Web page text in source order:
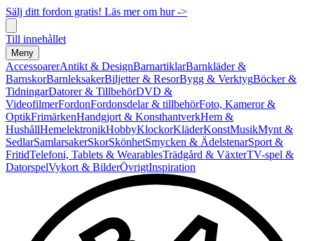
Sälj ditt fordon gratis! Läs mer om hur ->
Till innehållet
Meny
AccessoarerAntikt & DesignBarnartiklarBarnkläder &
BarnskorBarnleksakerBiljetter & ResorBygg & VerktygBöcker &
TidningarDatorer & TillbehörDVD &
VideofilmerFordonFordonsdelar & tillbehörFoto, Kameror &
OptikFrimärkenHandgjort & KonsthantverkHem &
HushållHemelektronikHobbyKlockorKläderKonstMusikMynt &
SedlarSamlarsakerSkorSkönhetSmycken & ÄdelstenarSport &
FritidTelefoni, Tablets & WearablesTrädgård & VäxterTV-spel &
DatorspelVykort & BilderÖvrigtInspiration